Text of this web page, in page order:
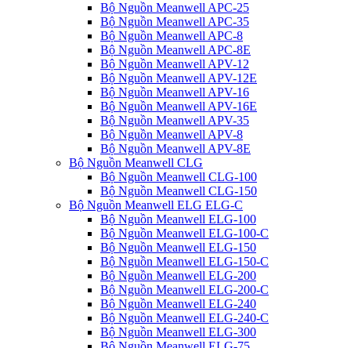
Bộ Nguồn Meanwell APC-25
Bộ Nguồn Meanwell APC-35
Bộ Nguồn Meanwell APC-8
Bộ Nguồn Meanwell APC-8E
Bộ Nguồn Meanwell APV-12
Bộ Nguồn Meanwell APV-12E
Bộ Nguồn Meanwell APV-16
Bộ Nguồn Meanwell APV-16E
Bộ Nguồn Meanwell APV-35
Bộ Nguồn Meanwell APV-8
Bộ Nguồn Meanwell APV-8E
Bộ Nguồn Meanwell CLG
Bộ Nguồn Meanwell CLG-100
Bộ Nguồn Meanwell CLG-150
Bộ Nguồn Meanwell ELG ELG-C
Bộ Nguồn Meanwell ELG-100
Bộ Nguồn Meanwell ELG-100-C
Bộ Nguồn Meanwell ELG-150
Bộ Nguồn Meanwell ELG-150-C
Bộ Nguồn Meanwell ELG-200
Bộ Nguồn Meanwell ELG-200-C
Bộ Nguồn Meanwell ELG-240
Bộ Nguồn Meanwell ELG-240-C
Bộ Nguồn Meanwell ELG-300